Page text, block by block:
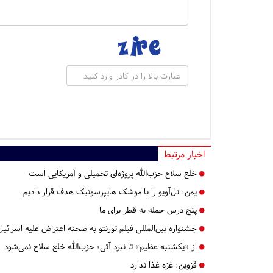
اخبار مرتبط
خلع سلاح حزب‌الله پروژه‌ای تحمیلی و آمریکایی است
یمن: تل‌آویو را با موشک هایپرسونیک هدف قرار دادیم
پنج درس‌ حمله به قطر برای ما
جشنواره بین‌المللی فیلم تورنتو به صحنه اعتراض علیه
از «یکشنبه عظیم» تا نبرد آتی؛ حزب‌الله خلع سلاح نمی‌شود
قزوین: غزه غذا ندارد